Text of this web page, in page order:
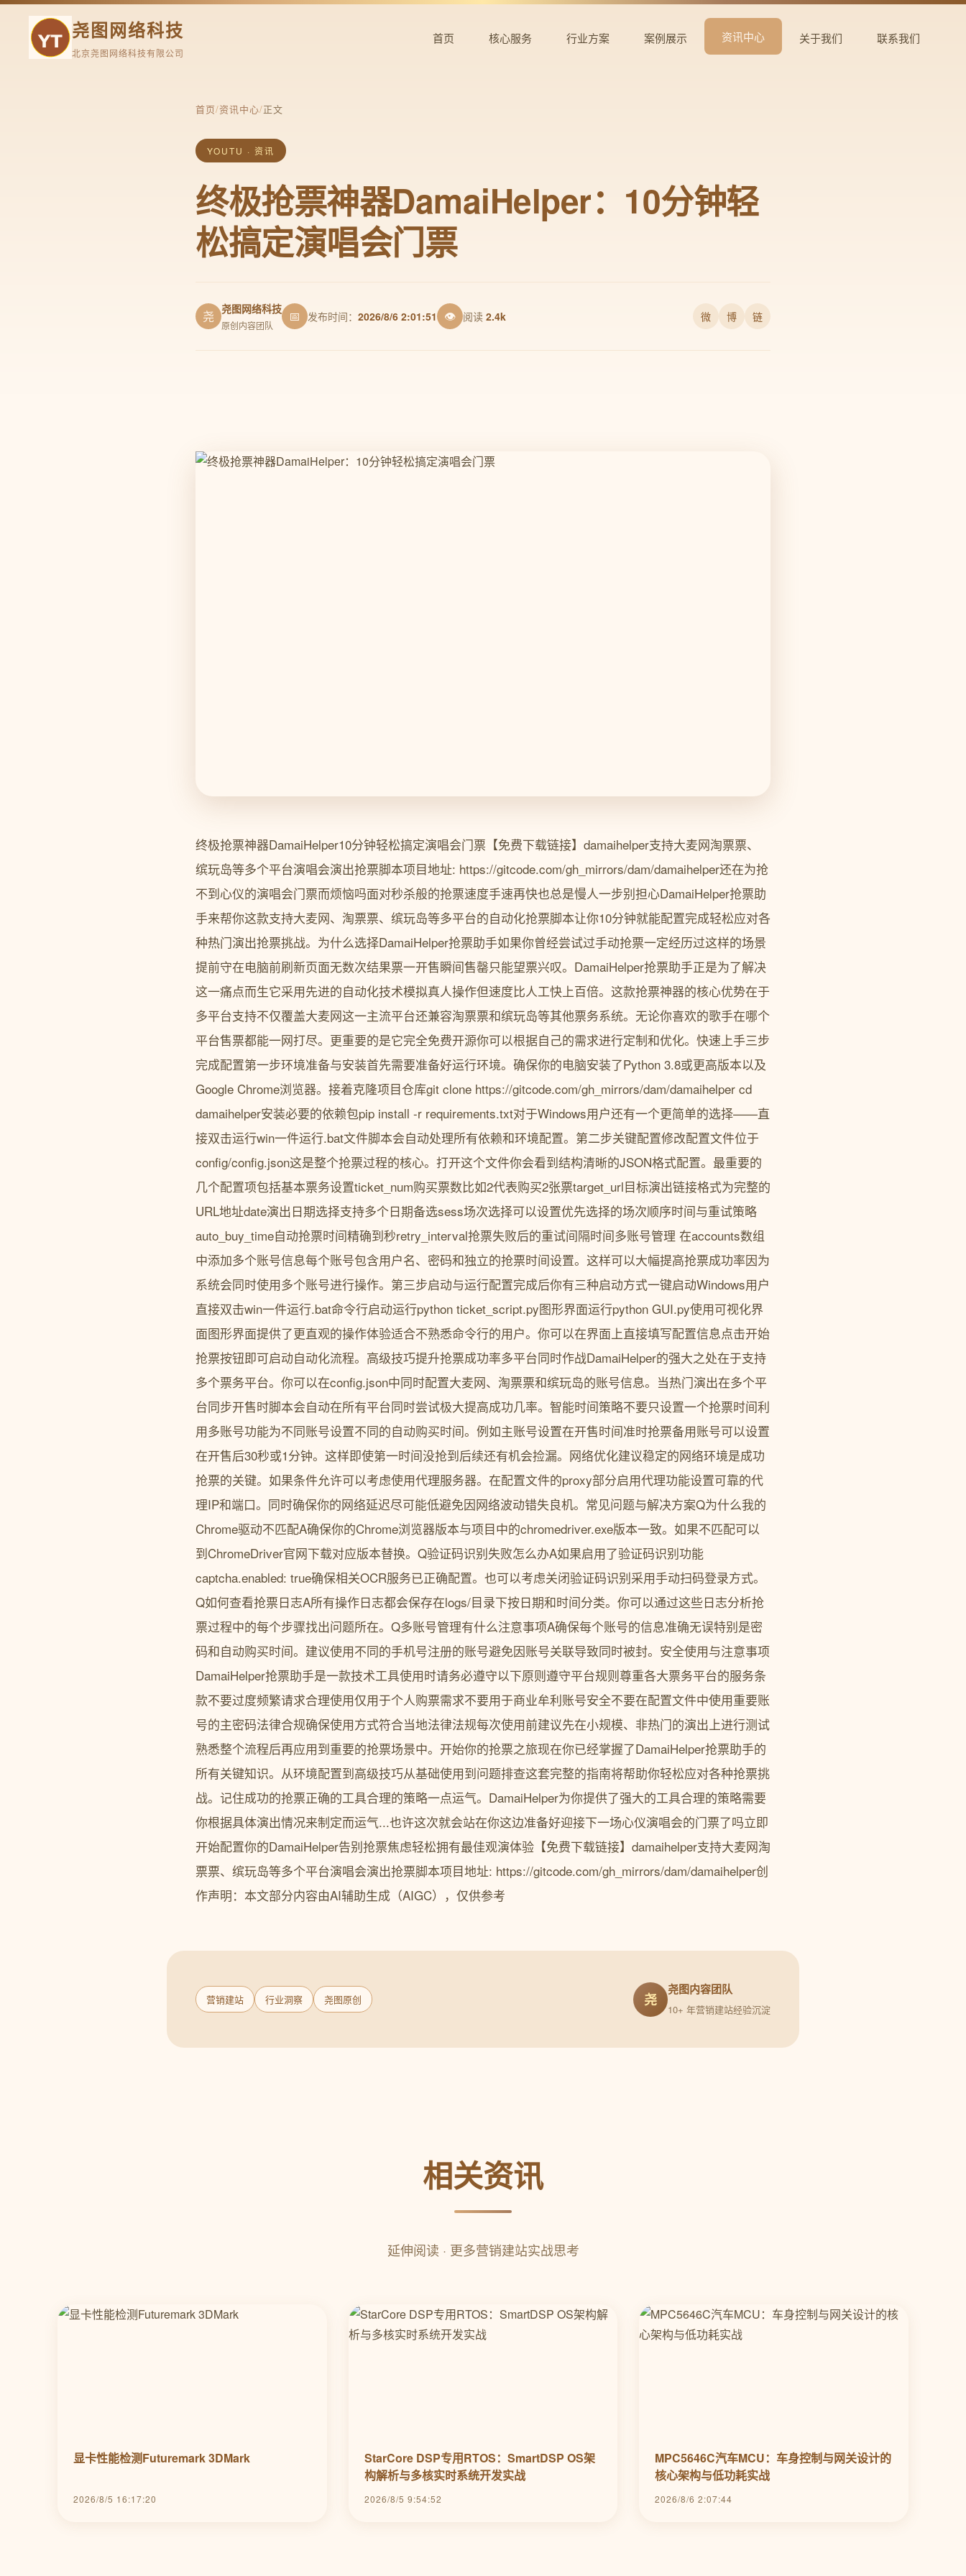
尧图网络科技
北京尧图网络科技有限公司
首页 核心服务 行业方案 案例展示 资讯中心 关于我们 联系我们
首页/资讯中心/正文
YOUTU · 资讯
终极抢票神器DamaiHelper：10分钟轻
松搞定演唱会门票
尧 尧图网络科技
原创内容团队
📅 发布时间： 2026/8/6 2:01:51 👁 阅读 2.4k 微 博 链
终极抢票神器DamaiHelper10分钟轻松搞定演唱会门票【免费下载链接】damaihelper支持大麦网淘票票、
缤玩岛等多个平台演唱会演出抢票脚本项目地址: https://gitcode.com/gh_mirrors/dam/damaihelper还在为抢
不到心仪的演唱会门票而烦恼吗面对秒杀般的抢票速度手速再快也总是慢人一步别担心DamaiHelper抢票助
手来帮你这款支持大麦网、淘票票、缤玩岛等多平台的自动化抢票脚本让你10分钟就能配置完成轻松应对各
种热门演出抢票挑战。为什么选择DamaiHelper抢票助手如果你曾经尝试过手动抢票一定经历过这样的场景
提前守在电脑前刷新页面无数次结果票一开售瞬间售罄只能望票兴叹。DamaiHelper抢票助手正是为了解决
这一痛点而生它采用先进的自动化技术模拟真人操作但速度比人工快上百倍。这款抢票神器的核心优势在于
多平台支持不仅覆盖大麦网这一主流平台还兼容淘票票和缤玩岛等其他票务系统。无论你喜欢的歌手在哪个
平台售票都能一网打尽。更重要的是它完全免费开源你可以根据自己的需求进行定制和优化。快速上手三步
完成配置第一步环境准备与安装首先需要准备好运行环境。确保你的电脑安装了Python 3.8或更高版本以及
Google Chrome浏览器。接着克隆项目仓库git clone https://gitcode.com/gh_mirrors/dam/damaihelper cd
damaihelper安装必要的依赖包pip install -r requirements.txt对于Windows用户还有一个更简单的选择——直
接双击运行win一件运行.bat文件脚本会自动处理所有依赖和环境配置。第二步关键配置修改配置文件位于
config/config.json这是整个抢票过程的核心。打开这个文件你会看到结构清晰的JSON格式配置。最重要的
几个配置项包括基本票务设置ticket_num购买票数比如2代表购买2张票target_url目标演出链接格式为完整的
URL地址date演出日期选择支持多个日期备选sess场次选择可以设置优先选择的场次顺序时间与重试策略
auto_buy_time自动抢票时间精确到秒retry_interval抢票失败后的重试间隔时间多账号管理 在accounts数组
中添加多个账号信息每个账号包含用户名、密码和独立的抢票时间设置。这样可以大幅提高抢票成功率因为
系统会同时使用多个账号进行操作。第三步启动与运行配置完成后你有三种启动方式一键启动Windows用户
直接双击win一件运行.bat命令行启动运行python ticket_script.py图形界面运行python GUI.py使用可视化界
面图形界面提供了更直观的操作体验适合不熟悉命令行的用户。你可以在界面上直接填写配置信息点击开始
抢票按钮即可启动自动化流程。高级技巧提升抢票成功率多平台同时作战DamaiHelper的强大之处在于支持
多个票务平台。你可以在config.json中同时配置大麦网、淘票票和缤玩岛的账号信息。当热门演出在多个平
台同步开售时脚本会自动在所有平台同时尝试极大提高成功几率。智能时间策略不要只设置一个抢票时间利
用多账号功能为不同账号设置不同的自动购买时间。例如主账号设置在开售时间准时抢票备用账号可以设置
在开售后30秒或1分钟。这样即使第一时间没抢到后续还有机会捡漏。网络优化建议稳定的网络环境是成功
抢票的关键。如果条件允许可以考虑使用代理服务器。在配置文件的proxy部分启用代理功能设置可靠的代
理IP和端口。同时确保你的网络延迟尽可能低避免因网络波动错失良机。常见问题与解决方案Q为什么我的
Chrome驱动不匹配A确保你的Chrome浏览器版本与项目中的chromedriver.exe版本一致。如果不匹配可以
到ChromeDriver官网下载对应版本替换。Q验证码识别失败怎么办A如果启用了验证码识别功能
captcha.enabled: true确保相关OCR服务已正确配置。也可以考虑关闭验证码识别采用手动扫码登录方式。
Q如何查看抢票日志A所有操作日志都会保存在logs/目录下按日期和时间分类。你可以通过这些日志分析抢
票过程中的每个步骤找出问题所在。Q多账号管理有什么注意事项A确保每个账号的信息准确无误特别是密
码和自动购买时间。建议使用不同的手机号注册的账号避免因账号关联导致同时被封。安全使用与注意事项
DamaiHelper抢票助手是一款技术工具使用时请务必遵守以下原则遵守平台规则尊重各大票务平台的服务条
款不要过度频繁请求合理使用仅用于个人购票需求不要用于商业牟利账号安全不要在配置文件中使用重要账
号的主密码法律合规确保使用方式符合当地法律法规每次使用前建议先在小规模、非热门的演出上进行测试
熟悉整个流程后再应用到重要的抢票场景中。开始你的抢票之旅现在你已经掌握了DamaiHelper抢票助手的
所有关键知识。从环境配置到高级技巧从基础使用到问题排查这套完整的指南将帮助你轻松应对各种抢票挑
战。记住成功的抢票正确的工具合理的策略一点运气。DamaiHelper为你提供了强大的工具合理的策略需要
你根据具体演出情况来制定而运气...也许这次就会站在你这边准备好迎接下一场心仪演唱会的门票了吗立即
开始配置你的DamaiHelper告别抢票焦虑轻松拥有最佳观演体验【免费下载链接】damaihelper支持大麦网淘
票票、缤玩岛等多个平台演唱会演出抢票脚本项目地址: https://gitcode.com/gh_mirrors/dam/damaihelper创
作声明：本文部分内容由AI辅助生成（AIGC），仅供参考
营销建站 行业洞察 尧图原创 尧
尧图内容团队
10+ 年营销建站经验沉淀
相关资讯
延伸阅读 · 更多营销建站实战思考
显卡性能检测Futuremark 3DMark
2026/8/5 16:17:20
StarCore DSP专用RTOS：SmartDSP OS架
构解析与多核实时系统开发实战
2026/8/5 9:54:52
MPC5646C汽车MCU：车身控制与网关设计的
核心架构与低功耗实战
2026/8/6 2:07:44